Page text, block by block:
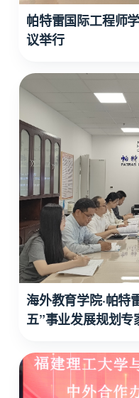
帕特雷国际工程师
议举行
海外教育学院·帕特
五”事业发展规划专